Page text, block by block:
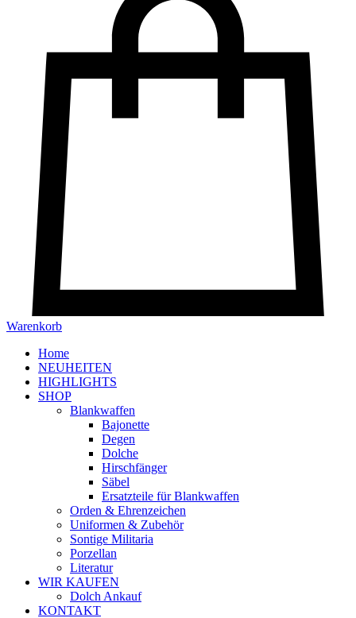
Warenkorb
Home
NEUHEITEN
HIGHLIGHTS
SHOP
Blankwaffen
Bajonette
Degen
Dolche
Hirschfänger
Säbel
Ersatzteile für Blankwaffen
Orden & Ehrenzeichen
Uniformen & Zubehör
Sontige Militaria
Porzellan
Literatur
WIR KAUFEN
Dolch Ankauf
KONTAKT